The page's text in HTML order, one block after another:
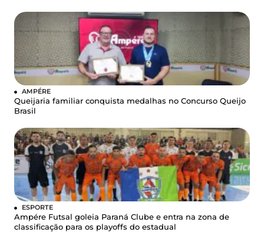
AMPÉRE
Queijaria familiar conquista medalhas no Concurso Queijo
Brasil
ESPORTE
Ampére Futsal goleia Paraná Clube e entra na zona de
classificação para os playoffs do estadual